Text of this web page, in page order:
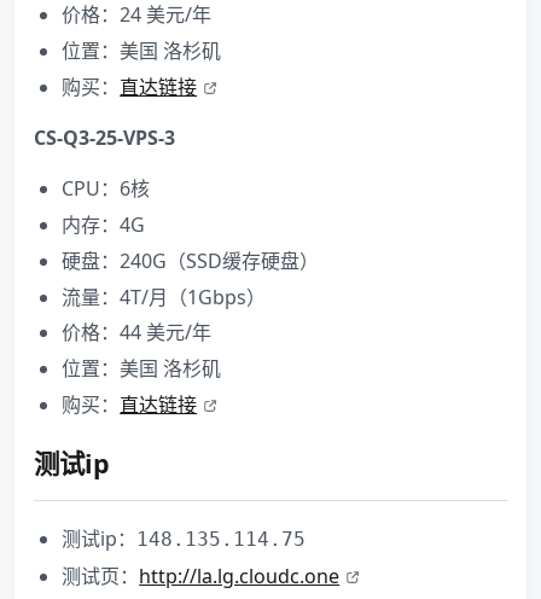
价格：24 美元/年
位置：美国 洛杉矶
购买： 直达链接
CS-Q3-25-VPS-3
CPU：6核
内存：4G
硬盘：240G（SSD缓存硬盘）
流量：4T/月（1Gbps）
价格：44 美元/年
位置：美国 洛杉矶
购买： 直达链接
测试ip
测试ip： 148.135.114.75
测试页： http://la.lg.cloudc.one